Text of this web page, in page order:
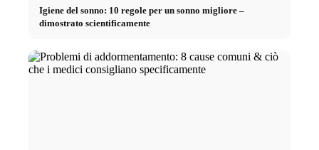
Igiene del sonno: 10 regole per un sonno migliore –
dimostrato scientificamente